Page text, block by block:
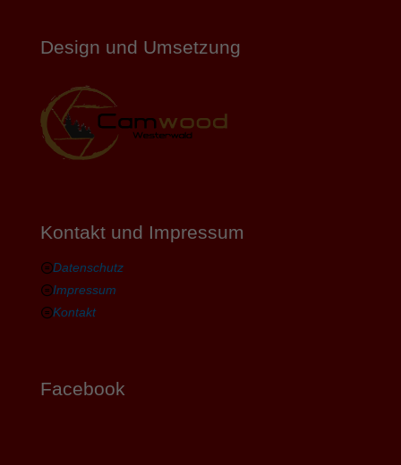
Design und Umsetzung
Kontakt und Impressum
Datenschutz
Impressum
Kontakt
Facebook